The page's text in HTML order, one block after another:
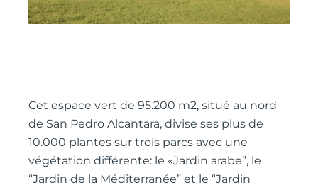
Cet espace vert de 95.200 m2, situé au nord
de San Pedro Alcantara, divise ses plus de
10.000 plantes sur trois parcs avec une
végétation différente: le «Jardin arabe”, le
“Jardin de la Méditerranée” et le “Jardin